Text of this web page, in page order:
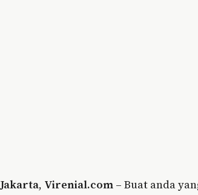
Jakarta, Virenial.com – Buat anda